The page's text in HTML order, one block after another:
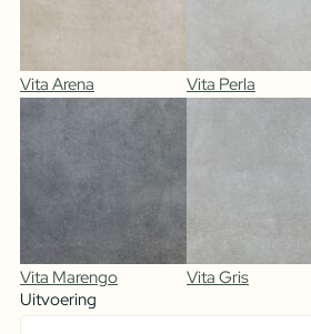
Vita Arena Vita Perla
Vita Marengo
Vita Gris
Uitvoering